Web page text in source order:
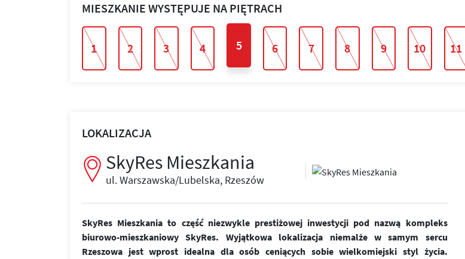
MIESZKANIE WYSTĘPUJE NA PIĘTRACH
1 2 3 4 5 6 7 8 9 10 11
LOKALIZACJA
SkyRes Mieszkania
ul. Warszawska/Lubelska, Rzeszów
SkyRes Mieszkania to część niezwykle prestiżowej inwestycji pod nazwą kompleks
biurowo-mieszkaniowy SkyRes. Wyjątkowa lokalizacja niemalże w samym sercu
Rzeszowa jest wprost idealna dla osób ceniących sobie wielkomiejski styl życia.